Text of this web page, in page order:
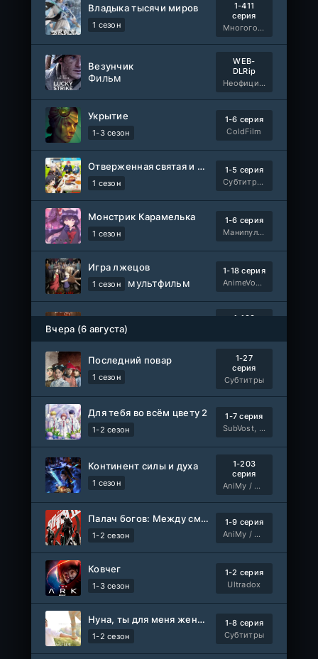
Владыка тысячи миров
1 сезон
1-411
серия
Многоголосый
Везунчик
Фильм
WEB-
DLRip
Неофициальный, Dragon Money Studio
Укрытие
1-3 сезон
1-6 серия
ColdFilm
Отверженная святая и её гастрономическое путешествие в другом мире
1 сезон
1-5 серия
Субтитры, AniDUB, Dream Cast, AnimeVost, SHIZA Project
Монстрик Карамелька
1 сезон
1-6 серия
Манипулятор, SubVost, AnimeVost, FumoDub
Игра лжецов
1 сезон мультфильм
1-18 серия
AnimeVost, Субтитры, SHIZA Project, Dream Cast, Reanimedia, AniBaza
Красная жемчужина
1 сезон
1-100
Авто-Перевод
Вчера (6 августа)
Последний повар
1 сезон
1-27
серия
Субтитры
Для тебя во всём цвету 2
1-2 сезон
1-7 серия
SubVost, Манипулятор
Континент силы и духа
1 сезон
1-203
серия
AniMy / RuChiMe
Палач богов: Между смертным и божественным царством 2
1-2 сезон
1-9 серия
AniMy / RuChiMe
Ковчег
1-3 сезон
1-2 серия
Ultradox
Нуна, ты для меня женщина 2
1-2 сезон
1-8 серия
Субтитры